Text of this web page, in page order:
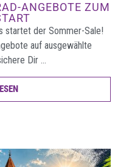
ANGEBOTE ZUM
startet der Sommer-Sale!
auf ausgewählte
Dir …